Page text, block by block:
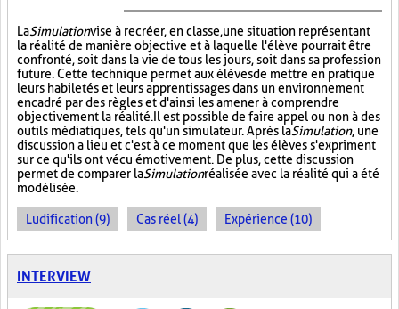
LaSimulationvise à recréer, en classe, une situation représentant
la réalité de manière objective et à laquelle l'élève pourrait être
confronté, soit dans la vie de tous les jours, soit dans sa profession
future. Cette technique permet aux élèves de mettre en pratique
leurs habiletés et leurs apprentissages dans un environnement
encadré par des règles et d'ainsi les amener à comprendre
objectivement la réalité. Il est possible de faire appel ou non à des
outils médiatiques, tels qu'un simulateur. Après laSimulation, une
discussion a lieu et c'est à ce moment que les élèves s'expriment
sur ce qu'ils ont vécu émotivement. De plus, cette discussion
permet de comparer laSimulationréalisée avec la réalité qui a été
modélisée.
Ludification (9) Cas réel (4) Expérience (10)
INTERVIEW